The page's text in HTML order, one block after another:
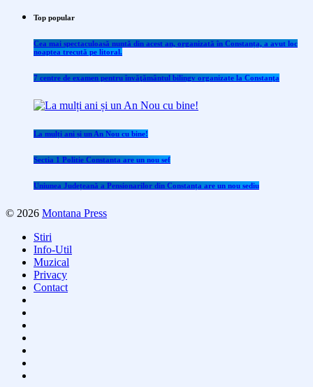
Top popular
Cea mai spectaculoasă nuntă din acest an, organizată în Constanța, a avut loc
noaptea trecută pe litoral.
7 centre de examen pentru învăţământul bilingv organizate la Constanţa
La mulți ani și un An Nou cu bine!
Sectia 1 Politie Constanta are un nou sef
Uniunea Județeană a Pensionarilor din Constanța are un nou sediu
© 2026 Montana Press
Stiri
Info-Util
Muzical
Privacy
Contact